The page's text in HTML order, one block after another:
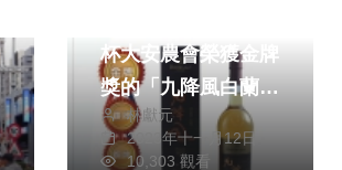
杯大安農會榮獲金牌
獎的「九降風白蘭
地」搭配美食享用
迎接轉涼的季節
林獻元
2023年十一月12日
10,303 觀看